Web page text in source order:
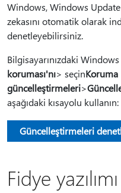
Windows, Windows
zekasını otomatik olarak
denetleyebilirsiniz.
Bilgisayarınızdaki
koruması'nı> seçinKoruma
güncelleştirmeleri>
aşağıdaki kısayolu kullanın:
Güncelleştirmeleri
Fidye